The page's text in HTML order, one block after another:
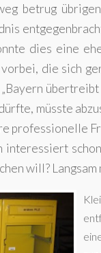
betrug
dies eine
die sich
müsste
professionelle
interessiert
will?